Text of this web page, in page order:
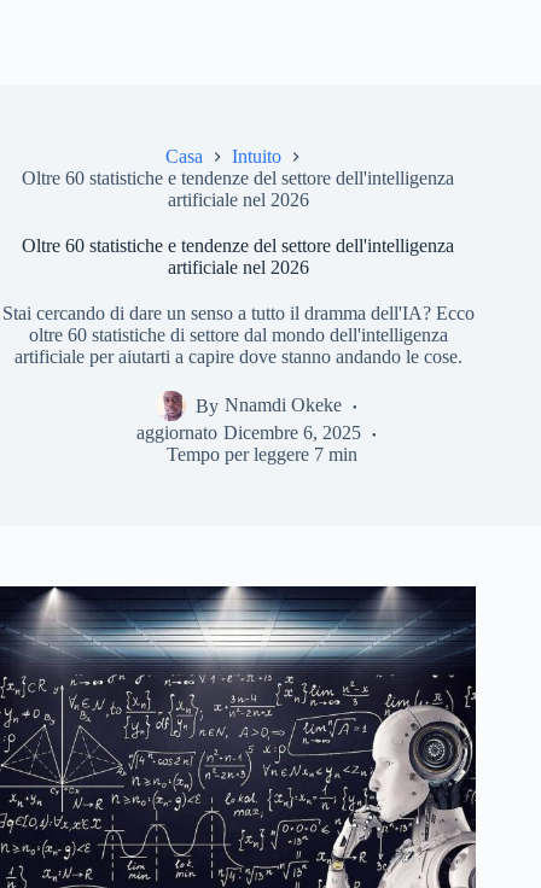
Casa
Intuito
Oltre 60 statistiche e tendenze del settore dell'intelligenza
artificiale nel 2026
Oltre 60 statistiche e tendenze del settore dell'intelligenza
artificiale nel 2026
Stai cercando di dare un senso a tutto il dramma dell'IA? Ecco
oltre 60 statistiche di settore dal mondo dell'intelligenza
artificiale per aiutarti a capire dove stanno andando le cose.
By Nnamdi Okeke
aggiornato Dicembre 6, 2025
Tempo per leggere 7 min